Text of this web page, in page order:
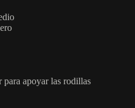
apoyar las rodillas